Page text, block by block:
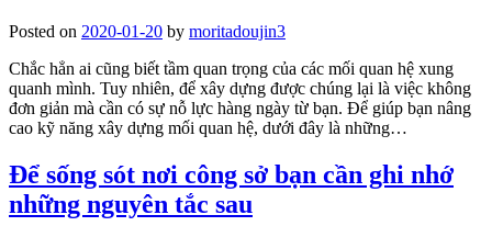
Posted on 2020-01-20 by moritadoujin3
Chắc hẳn ai cũng biết tầm quan trọng của các mối quan hệ xung
quanh mình. Tuy nhiên, để xây dựng được chúng lại là việc không
đơn giản mà cần có sự nỗ lực hàng ngày từ bạn. Để giúp bạn nâng
cao kỹ năng xây dựng mối quan hệ, dưới đây là những…
Để sống sót nơi công sở bạn cần ghi nhớ
những nguyên tắc sau